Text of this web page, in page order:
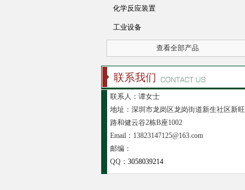
化学反应装置
工业设备
查看全部产品
联系我们
联系人：谭女士
地址：深圳市龙岗区龙岗街道新生社区新旺
路和健云谷2栋B座1002
Email：13823147125@163.com
邮编：
QQ： 3058039214